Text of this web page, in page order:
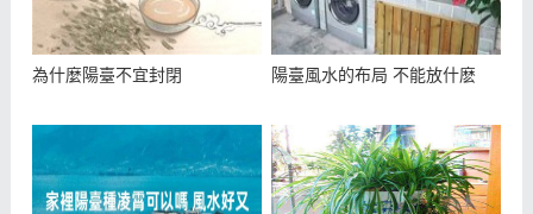
為什麼陽臺不宜封閉 陽臺風水的布局 不能放什麽